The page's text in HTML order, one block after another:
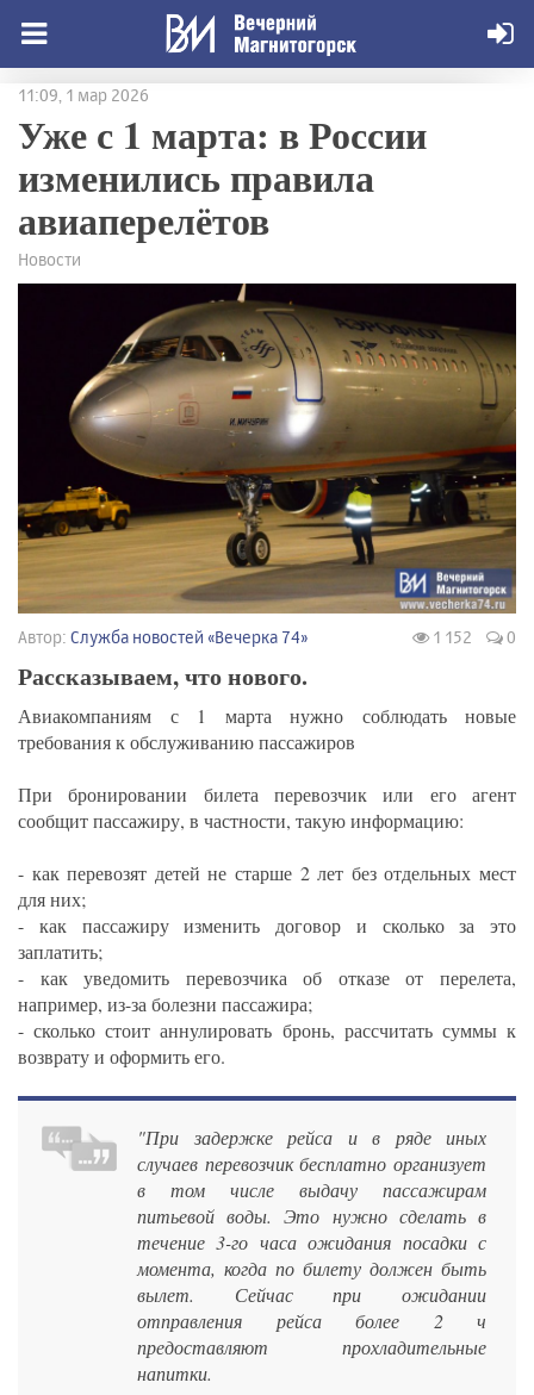
11:09, 1 мар 2026
Уже с 1 марта: в России
изменились правила
авиаперелётов
Новости
Автор: Служба новостей «Вечерка 74» 1 152 0
Рассказываем, что нового.
Авиакомпаниям с 1 марта нужно соблюдать новые
требования к обслуживанию пассажиров
При бронировании билета перевозчик или его агент
сообщит пассажиру, в частности, такую информацию:
- как перевозят детей не старше 2 лет без отдельных мест
для них;
- как пассажиру изменить договор и сколько за это
заплатить;
- как уведомить перевозчика об отказе от перелета,
например, из-за болезни пассажира;
- сколько стоит аннулировать бронь, рассчитать суммы к
возврату и оформить его.
"При задержке рейса и в ряде иных
случаев перевозчик бесплатно организует
в том числе выдачу пассажирам
питьевой воды. Это нужно сделать в
течение 3-го часа ожидания посадки с
момента, когда по билету должен быть
вылет. Сейчас при ожидании
отправления рейса более 2 ч
предоставляют прохладительные
напитки.